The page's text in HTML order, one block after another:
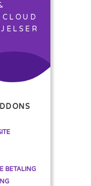
BETALING